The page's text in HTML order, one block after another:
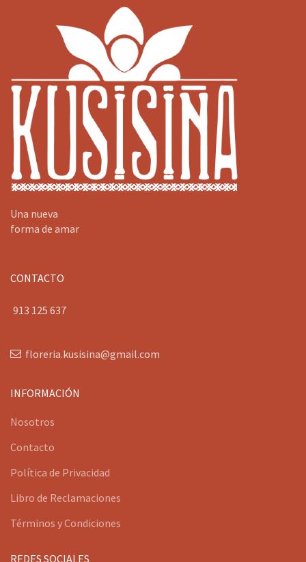
Una nueva
forma de amar
CONTACTO
913 125 637
floreria.kusisina@gmail.com
INFORMACIÓN
Nosotros
Contacto
Política de Privacidad
Libro de Reclamaciones
Términos y Condiciones
REDES SOCIALES